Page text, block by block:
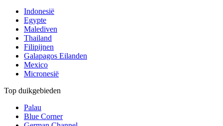
Indonesië
Egypte
Malediven
Thailand
Filipijnen
Galapagos Eilanden
Mexico
Micronesië
Top duikgebieden
Palau
Blue Corner